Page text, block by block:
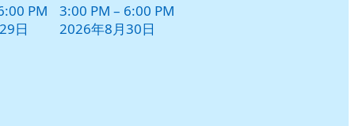
PM
日
3:00 PM – 6:00 PM
2026年8月30日